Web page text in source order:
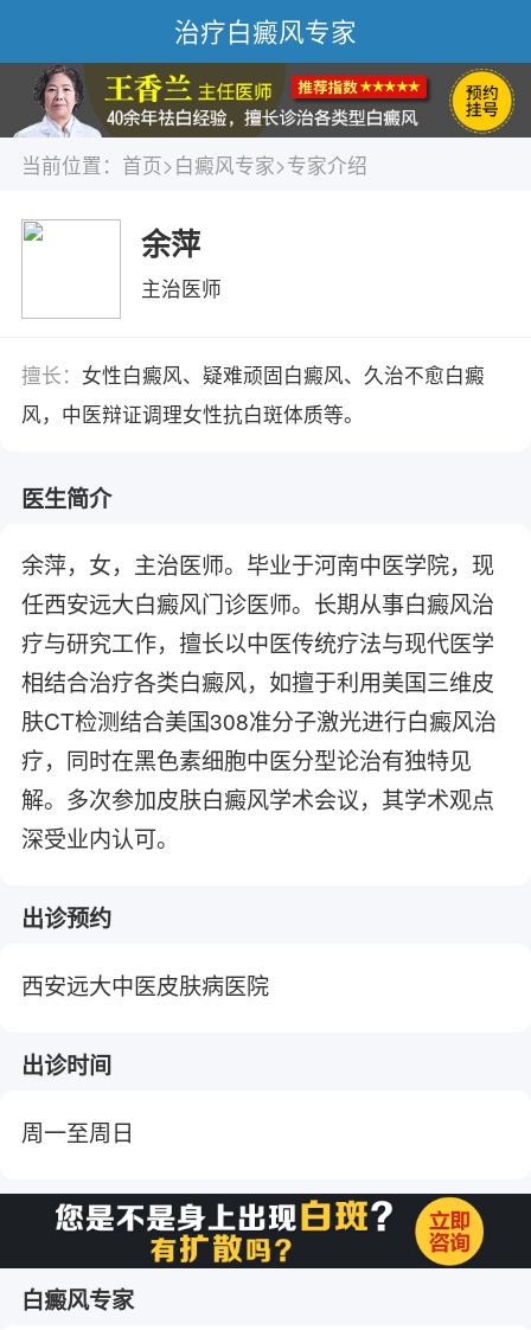
治疗白癜风专家
当前位置： 首页>白癜风专家>专家介绍
余萍
主治医师
擅长： 女性白癜风、疑难顽固白癜风、久治不愈白癜
风，中医辩证调理女性抗白斑体质等。
医生简介
余萍，女，主治医师。毕业于河南中医学院，现
任西安远大白癜风门诊医师。长期从事白癜风治
疗与研究工作，擅长以中医传统疗法与现代医学
相结合治疗各类白癜风，如擅于利用美国三维皮
肤CT检测结合美国308准分子激光进行白癜风治
疗，同时在黑色素细胞中医分型论治有独特见
解。多次参加皮肤白癜风学术会议，其学术观点
深受业内认可。
出诊预约
西安远大中医皮肤病医院
出诊时间
周一至周日
白癜风专家